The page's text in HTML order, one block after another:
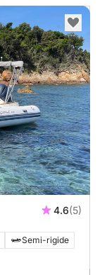
4.6(5)
Semi-rigide